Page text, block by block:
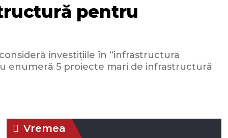
pentru
investițiile în “infrastructura
enumeră 5 proiecte mari de infrastructură
Vremea